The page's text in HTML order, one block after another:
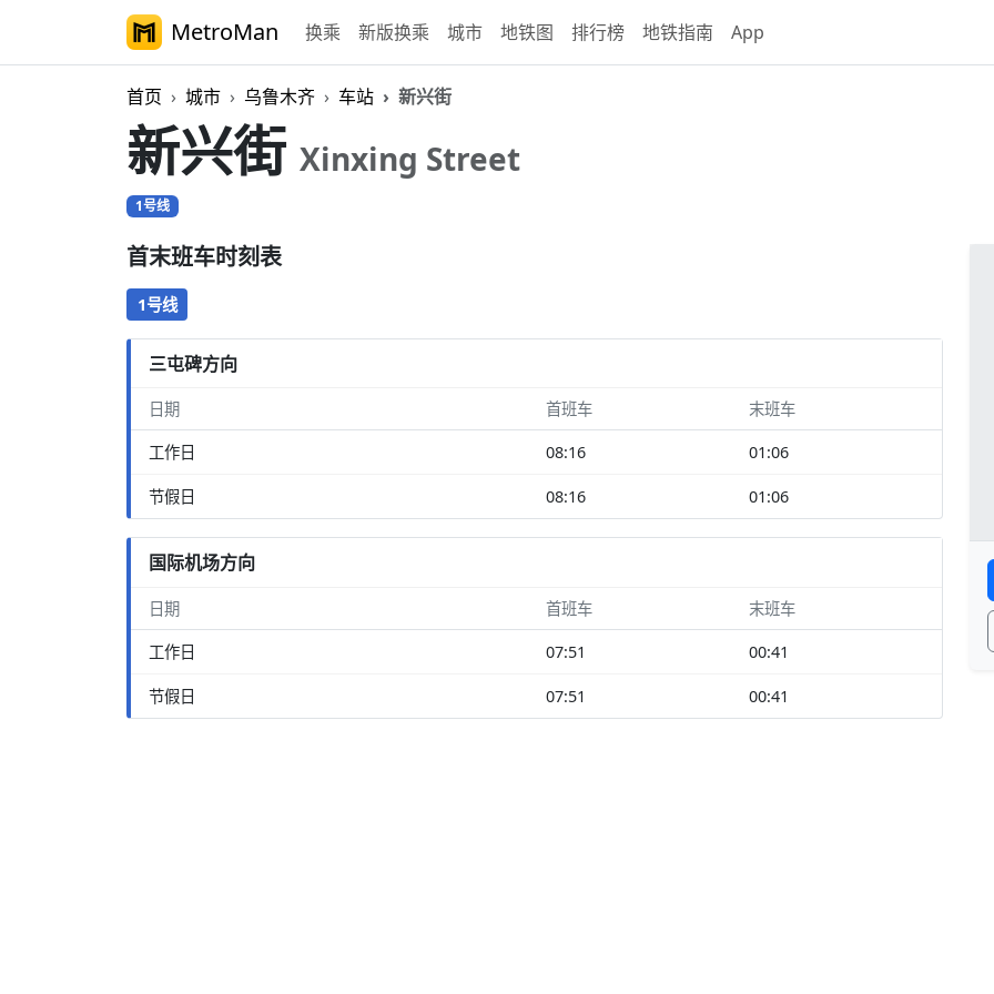
MetroMan 换乘 新版换乘 城市 地铁图 排行榜 地铁指南 App
首页 城市 乌鲁木齐 车站 新兴街
新兴街 Xinxing Street
1号线
首末班车时刻表
1号线
三屯碑方向
日期 首班车 末班车
工作日 08:16 01:06
节假日 08:16 01:06
国际机场方向
日期 首班车 末班车
工作日 07:51 00:41
节假日 07:51 00:41